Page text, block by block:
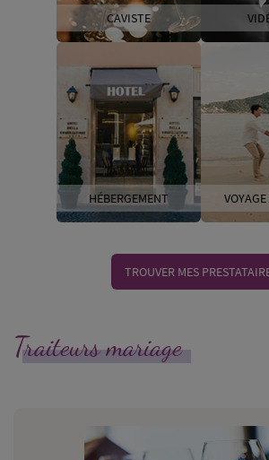
CAVISTE
HÉBERGEMENT
TROUVER MES
Traiteurs mariage